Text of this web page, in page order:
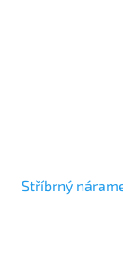
Stříbrný